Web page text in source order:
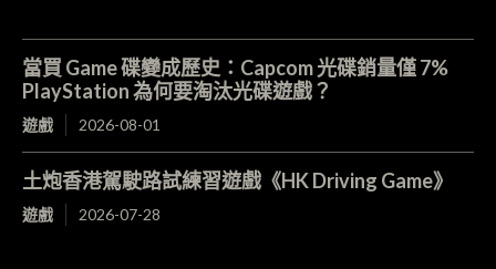
當買 Game 碟變成歷史：Capcom 光碟銷量僅 7%
PlayStation 為何要淘汰光碟遊戲？
遊戲 2026-08-01
土炮香港駕駛路試練習遊戲《HK Driving Game》
遊戲 2026-07-28